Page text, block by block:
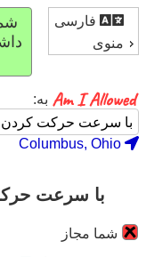
فارسی
منوی
به:
Columbus, Ohio
با سرعت
شما مجاز